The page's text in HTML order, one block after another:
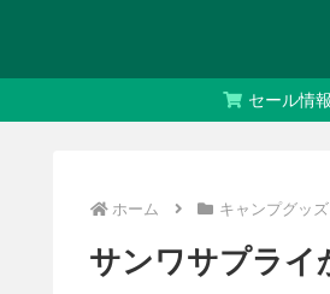
セール情報
ホーム キャンプグッズ
サンワサプライ